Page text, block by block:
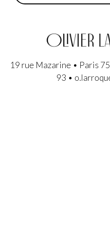
19 rue Mazarine • Paris
93 •